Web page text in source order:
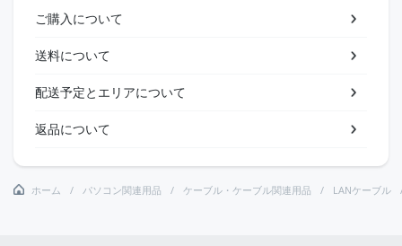
ご購入について
送料について
配送予定とエリアについて
返品について
ホーム パソコン関連用品 ケーブル・ケーブル関連用品 LANケーブル